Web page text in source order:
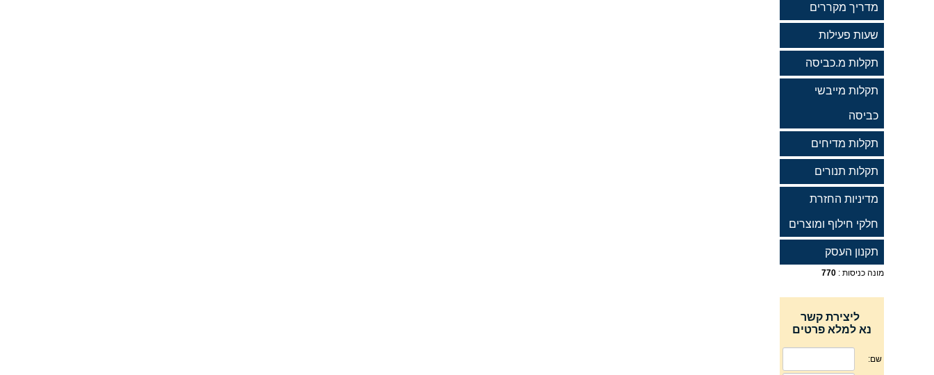
מדריך מקררים
שעות פעילות
תקלות מ.כביסה
תקלות מייבשי
כביסה
תקלות מדיחים
תקלות תנורים
מדיניות החזרת
חלקי חילוף ומוצרים
תקנון העסק
מונה כניסות : 770
ליצירת קשר
נא למלא פרטים